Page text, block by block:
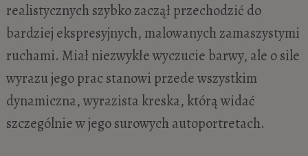
realistycznych szybko zaczął przechodzić do
bardziej ekspresyjnych, malowanych zamaszystymi
ruchami. Miał niezwykłe wyczucie barwy, ale o sile
wyrazu jego prac stanowi przede wszystkim
dynamiczna, wyrazista kreska, którą widać
szczególnie w jego surowych autoportretach.